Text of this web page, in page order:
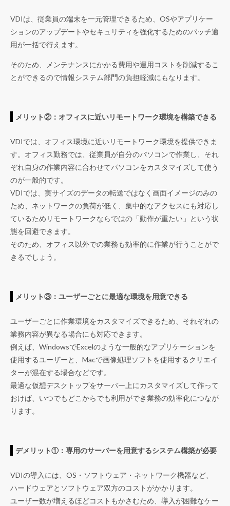
VDIは、従業員の端末を一元管理できるため、OSやアプリケー
ションのアップデートやセキュリティを強化するためのパッチ適
用が一括で行えます。
そのため、メンテナンスにかかる費用や運用コストを削減するこ
とができるので情報システム部門の負担軽減にもなります。
メリット②：オフィスに近いリモートワーク環境を構築できる
VDIでは、オフィス環境に近いリモートワーク環境を提供できま
す。オフィス勤務では、従業員が自分のパソコンで作業し、それ
ぞれ自身の作業内容に合わせてパソコンをカスタマイズして使う
のが一般的です。
VDIでは、実サイズのデータの転送ではなく画面イメージのみの
ため、ネットワークの負荷が低く、集中的なアクセスにも対応し
ているためリモートワークならではの「動作が重たい」という状
態を回避できます。
そのため、オフィス以外での業務も効率的に作業が行うことがで
きるでしょう。
メリット③：ユーザーごとに最適な環境を用意できる
ユーザーごとに作業環境をカスタマイズできるため、それぞれの
業務内容が異なる場合にも対応できます。
例えば、WindowsでExcelのような一般的なアプリケーションを
使用するユーザーと、Macで画像処理ソフトを使用するクリエイ
ターが混在する場合などです。
最適な仮想デスクトップをサーバー上にカスタマイズして作って
おけば、いつでもどこからでも利用ができ業務の効率化につなが
ります。
デメリット①：専用のサーバーを用意するシステム構築が必要
VDIの導入には、OS・ソフトウェア・ネットワーク機器など、
ハードウェアとソフトウェア双方のコストがかかります。
ユーザー数が増えるほどコストもかさむため、導入が困難なケー